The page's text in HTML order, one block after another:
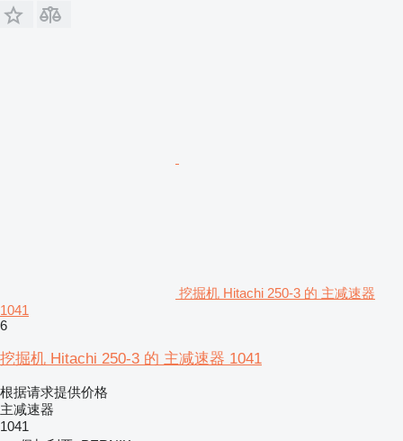
挖掘机 Hitachi 250-3 的 主减速器
1041
6
挖掘机 Hitachi 250-3 的 主减速器 1041
根据请求提供价格
主减速器
1041